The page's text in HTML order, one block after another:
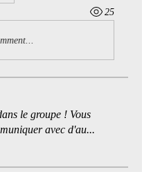
25
le groupe ! Vous
avec d'au...